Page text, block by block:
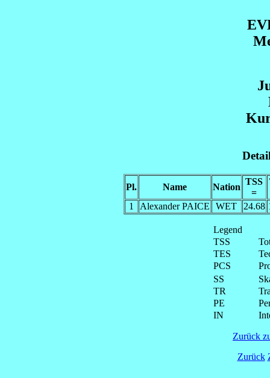
Pl. Name Nation
TSS
=
1 Alexander PAICE WET 24.68
Legend
TSS
TES
PCS
SS
TR
PE
IN
Zurück
Zurück